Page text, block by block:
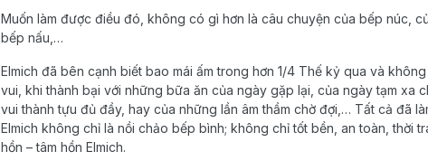
Muốn làm được điều đó, không có gì hơn là câu chuyện của bếp núc,
bếp nấu,…
Elmich đã bên cạnh biết bao mái ấm trong hơn 1/4 Thế kỷ qua và
vui, khi thành bại với những bữa ăn của ngày gặp lại, của ngày tạm xa
vui thành tựu đủ đầy, hay của những lần âm thầm chờ đợi,… Tất cả đã
Elmich không chỉ là nồi chảo bếp bình; không chỉ tốt bền, an toàn, thời
hồn – tâm hồn Elmich.